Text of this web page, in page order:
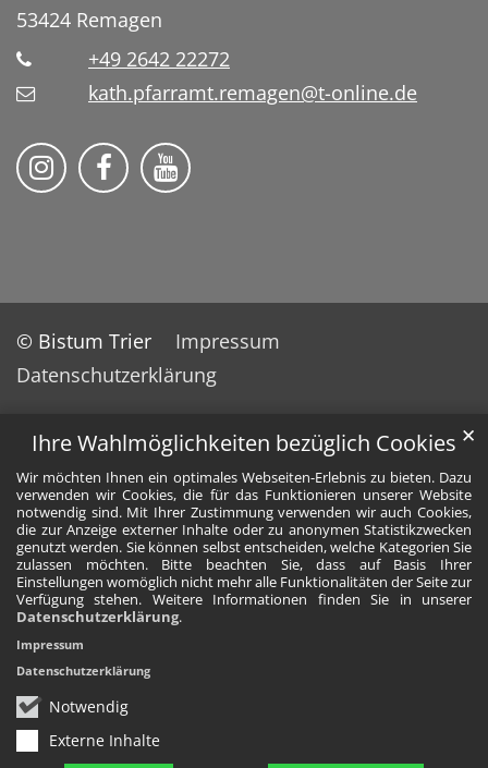
Ihre Wahlmöglichkeiten bezüglich Cookies
Wir möchten Ihnen ein optimales Webseiten-Erlebnis zu bieten. Dazu
verwenden wir Cookies, die für das Funktionieren unserer Website
notwendig sind. Mit Ihrer Zustimmung verwenden wir auch Cookies,
die zur Anzeige externer Inhalte oder zu anonymen Statistikzwecken
genutzt werden. Sie können selbst entscheiden, welche Kategorien Sie
zulassen möchten. Bitte beachten Sie, dass auf Basis Ihrer
Einstellungen womöglich nicht mehr alle Funktionalitäten der Seite zur
Verfügung stehen. Weitere Informationen finden Sie in unserer
Datenschutzerklärung.
Notwendig
Externe Inhalte
✕
Impressum
Datenschutzerklärung
53424 Remagen
+49 2642 22272
kath.pfarramt.remagen@t-online.de
Pfarrei St. Franziskus Remagen auf
Pfarrei St. Franziskus
© Bistum Trier
Impressum
Datenschutzerklärung